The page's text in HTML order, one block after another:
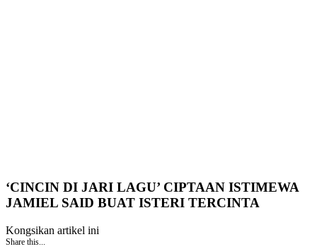
‘CINCIN DI JARI LAGU’ CIPTAAN ISTIMEWA
JAMIEL SAID BUAT ISTERI TERCINTA
Kongsikan artikel ini
Share this...